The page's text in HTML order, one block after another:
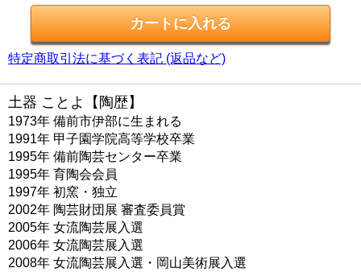
特定商取引法に基づく表記 (返品など)
土器 ことよ【陶歴】
1973年 備前市伊部に生まれる
1991年 甲子園学院高等学校卒業
1995年 備前陶芸センター卒業
1995年 育陶会会員
1997年 初窯・独立
2002年 陶芸財団展 審査委員賞
2005年 女流陶芸展入選
2006年 女流陶芸展入選
2008年 女流陶芸展入選・岡山美術展入選